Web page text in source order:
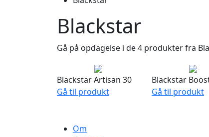
Blackstar
Gå på opdagelse i de 4 produkter fra
Blackstar Artisan 30
Gå til produkt
Blackstar
Gå til produkt
Om